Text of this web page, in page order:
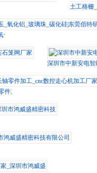
科技有限公司 土工格栅
铝_玻璃珠_碳化硅|东莞佰特研磨
网厂家 深圳市中新安电智
件加工_cnc数控走心机加工厂家
威盛精密科技
盛精密科技有限公司